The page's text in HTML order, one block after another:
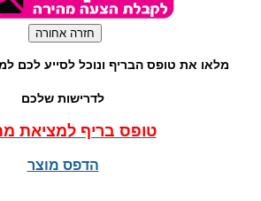
מלאו את טופס הבריף ונוכל לסייע לכם
לדרישות שלכם
טופס בריף למציאת
הדפס מוצר